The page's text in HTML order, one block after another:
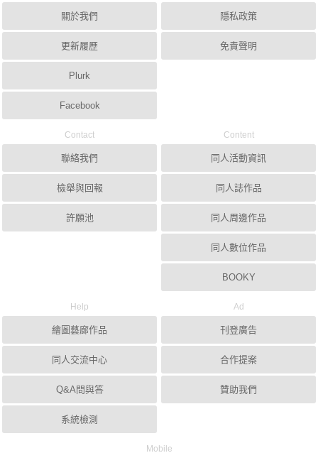
關於我們
更新履歷
Plurk
Facebook
隱私政策
免責聲明
Contact
聯絡我們
檢舉與回報
許願池
Content
同人活動資訊
同人誌作品
同人周邊作品
同人數位作品
BOOKY
Help
繪圖藝廊作品
同人交流中心
Q&A問與答
系統檢測
Ad
刊登廣告
合作提案
贊助我們
Mobile